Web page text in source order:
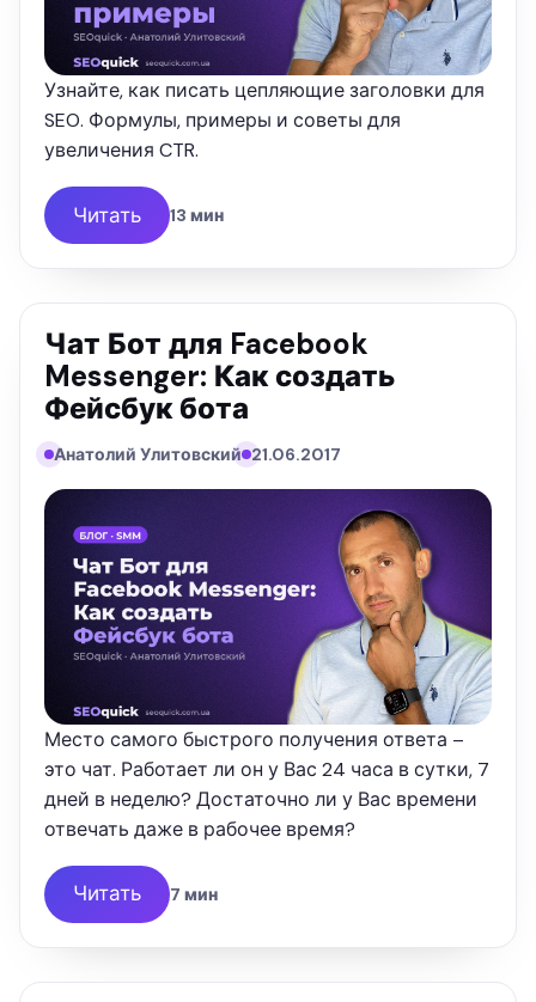
Узнайте, как писать цепляющие заголовки для
SEO. Формулы, примеры и советы для
увеличения CTR.
Читать 13 мин
Чат Бот для Facebook
Messenger: Как создать
Фейсбук бота
Анатолий Улитовский 21.06.2017
Место самого быстрого получения ответа –
это чат. Работает ли он у Вас 24 часа в сутки, 7
дней в неделю? Достаточно ли у Вас времени
отвечать даже в рабочее время?
Читать 7 мин